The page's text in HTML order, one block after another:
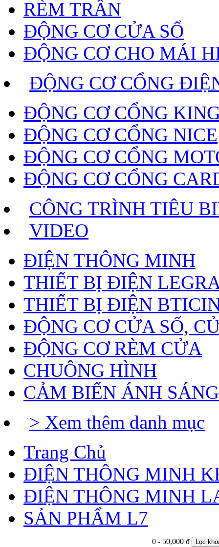
RÈM TRẦN
ĐỘNG CƠ CỬA SỔ
ĐỘNG CƠ CHO MÁI
ĐỘNG CƠ CỔNG
ĐỘNG CƠ CỔNG
ĐỘNG CƠ CỔNG NICE
ĐỘNG CƠ CỔNG
ĐỘNG CƠ CỔNG
CÔNG TRÌNH TIÊU
VIDEO
ĐIỆN THÔNG MINH
THIẾT BỊ ĐIỆN
THIẾT BỊ ĐIỆN
ĐỘNG CƠ CỬA SỔ,
ĐỘNG CƠ RÈM CỬA
CHUÔNG HÌNH
CẢM BIẾN ÁNH SÁNG
> Xem thêm danh mục
Trang Chủ
ĐIỆN THÔNG MINH
ĐIỆN THÔNG MINH
SẢN PHẨM L7
0 - 50,000 đ Lọc